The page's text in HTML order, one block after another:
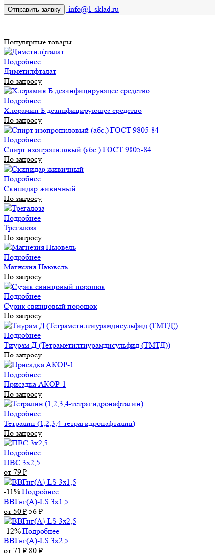
info@1-sklad.ru
Популярные товары
Подробнее
Диметилфталат
По запросу
Подробнее
Хлорамин Б дезинфицирующее средство
По запросу
Подробнее
Спирт изопропиловый (абс.) ГОСТ 9805-84
По запросу
Подробнее
Скипидар живичный
По запросу
Подробнее
Трегалоза
По запросу
Подробнее
Магнезия Ньювель
По запросу
Подробнее
Сурик свинцовый порошок
По запросу
Подробнее
Тиурам Д (Тетраметилтиурамдисульфид (ТМТД))
По запросу
Подробнее
Присадка АКОР-1
По запросу
Подробнее
Тетралин (1,2,3,4-тетрагидронафталин)
По запросу
Подробнее
ПВС 3х2,5
от 79 ₽
-11% Подробнее
ВВГнг(А)-LS 3х1,5
от 50 ₽ 56₽
-12% Подробнее
ВВГнг(А)-LS 3х2,5
от 71 ₽ 80₽